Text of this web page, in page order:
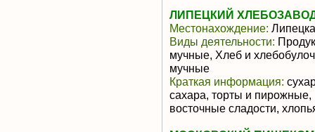
ЛИПЕЦКИЙ
Местонахождение:
Виды деятельности:
мучные, Хлеб и
мучные
Краткая информация:
сахара, торты и
восточные сладости,